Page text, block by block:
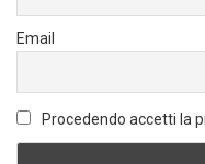
Email
Procedendo accetti la